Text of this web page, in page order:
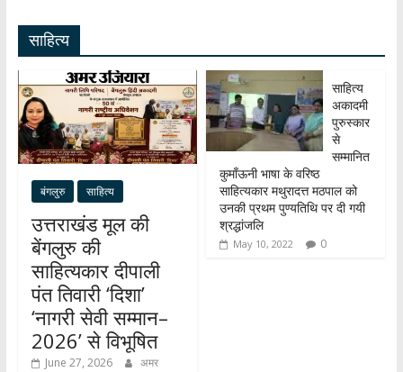
A
p
p
o
k
m
e
dI
n
साहित्य
बंगलुरु साहित्य
उत्तराखंड मूल की
बेंगलुरु की
साहित्यकार दीपाली
पंत तिवारी ‘दिशा’
‘नागरी सेवी सम्मान–
2026’ से विभूषित
June 27, 2026
अमर
साहित्य
अकादमी
पुरुस्कार
से
सम्मानित
कुमाँऊनी भाषा के वरिष्ठ
साहित्यकार मथुरादत्त मठपाल को
उनकी प्रथम पुण्यतिथि पर दी गयी
श्रद्धांजलि
May 10, 2022 0